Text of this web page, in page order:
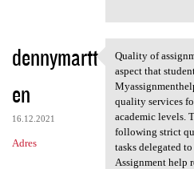
dennymartt
en
16.12.2021
Adres
Quality of
Quality of
aspect that
quality services
academic levels.
following strict
tasks delegated
Assignment help